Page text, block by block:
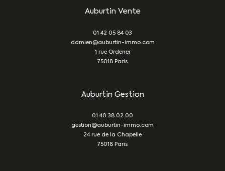
Auburtin Vente
01 42 05 84 03
damien@auburtin-immo.com
1 rue Ordener
75018
Paris
Auburtin Gestion
01 40 38 02 00
gestion@auburtin-immo.com
24 rue de la Chapelle
75018
Paris